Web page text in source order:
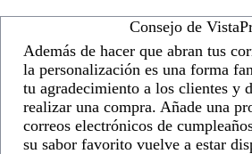
Consejo de
Además de hacer que abran tus
la personalización es una forma
tu agradecimiento a los clientes y
realizar una compra. Añade una
correos electrónicos de
su sabor favorito vuelve a estar